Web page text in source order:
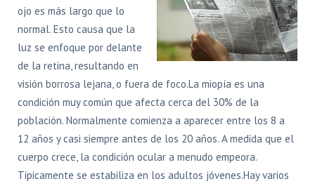
ojo es más largo que lo
normal. Esto causa que la
luz se enfoque por delante
de la retina, resultando en
visión borrosa lejana, o fuera de foco.La miopía es una
condición muy común que afecta cerca del 30% de la
población. Normalmente comienza a aparecer entre los 8 a
12 años y casi siempre antes de los 20 años. A medida que el
cuerpo crece, la condición ocular a menudo empeora.
Típicamente se estabiliza en los adultos jóvenes.Hay varios